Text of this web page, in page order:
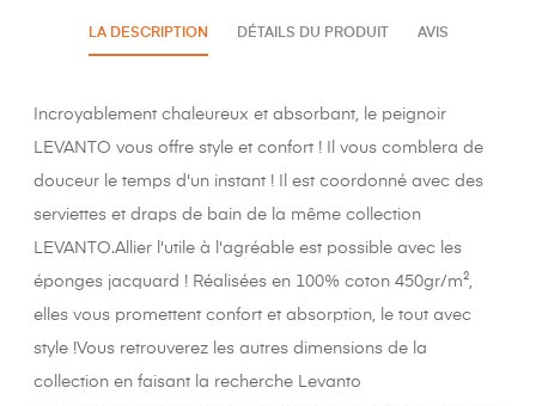
LA DESCRIPTION DÉTAILS DU PRODUIT AVIS
Incroyablement chaleureux et absorbant, le peignoir
LEVANTO vous offre style et confort ! Il vous comblera de
douceur le temps d'un instant ! Il est coordonné avec des
serviettes et draps de bain de la même collection
LEVANTO.Allier l'utile à l'agréable est possible avec les
éponges jacquard ! Réalisées en 100% coton 450gr/m²,
elles vous promettent confort et absorption, le tout avec
style !Vous retrouverez les autres dimensions de la
collection en faisant la recherche Levanto